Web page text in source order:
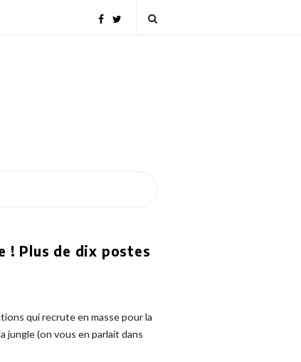
! Plus de dix postes
qui recrute en masse pour la
jungle (on vous en parlait dans